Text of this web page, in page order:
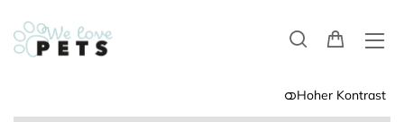
Hoher Kontrast